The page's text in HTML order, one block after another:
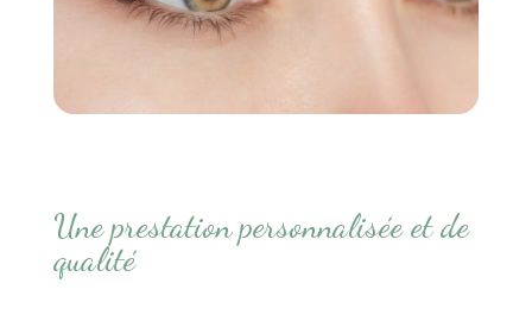
Une prestation personnalisée et de
qualité